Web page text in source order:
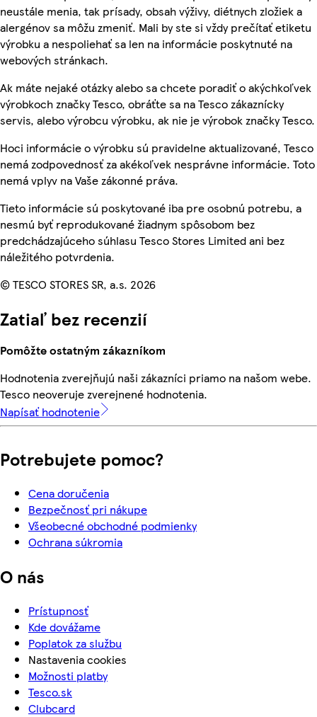
neustále menia, tak prísady, obsah výživy, diétnych zložiek a
alergénov sa môžu zmeniť. Mali by ste si vždy prečítať etiketu
výrobku a nespoliehať sa len na informácie poskytnuté na
webových stránkach.
Ak máte nejaké otázky alebo sa chcete poradiť o akýchkoľvek
výrobkoch značky Tesco, obráťte sa na Tesco zákaznícky
servis, alebo výrobcu výrobku, ak nie je výrobok značky Tesco.
Hoci informácie o výrobku sú pravidelne aktualizované, Tesco
nemá zodpovednosť za akékoľvek nesprávne informácie. Toto
nemá vplyv na Vaše zákonné práva.
Tieto informácie sú poskytované iba pre osobnú potrebu, a
nesmú byť reprodukované žiadnym spôsobom bez
predchádzajúceho súhlasu Tesco Stores Limited ani bez
náležitého potvrdenia.
© TESCO STORES SR, a.s. 2026
Zatiaľ bez recenzií
Pomôžte ostatným zákazníkom
Hodnotenia zverejňujú naši zákazníci priamo na našom webe.
Tesco neoveruje zverejnené hodnotenia.
Napísať hodnotenie
Potrebujete pomoc?
Cena doručenia
Bezpečnosť pri nákupe
Všeobecné obchodné podmienky
Ochrana súkromia
O nás
Prístupnosť
Kde dovážame
Poplatok za službu
Nastavenia cookies
Možnosti platby
Tesco.sk
Clubcard